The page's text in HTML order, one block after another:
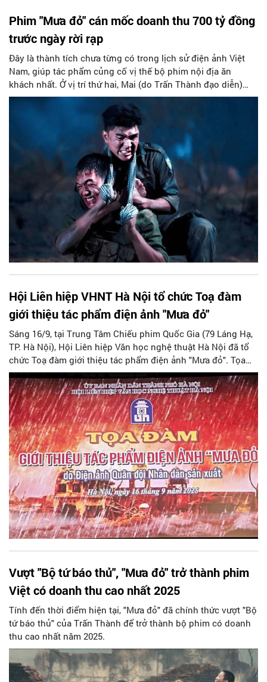
Phim "Mưa đỏ" cán mốc doanh thu 700 tỷ đồng
trước ngày rời rạp
Đây là thành tích chưa từng có trong lịch sử điện ảnh Việt
Nam, giúp tác phẩm củng cố vị thế bộ phim nội địa ăn
khách nhất. Ở vị trí thứ hai, Mai (do Trấn Thành đạo diễn)
hiện dừng ở mức 551 tỷ đồng.
Hội Liên hiệp VHNT Hà Nội tổ chức Toạ đàm
giới thiệu tác phẩm điện ảnh "Mưa đỏ"
Sáng 16/9, tại Trung Tâm Chiếu phim Quốc Gia (79 Láng Hạ,
TP. Hà Nội), Hội Liên hiệp Văn học nghệ thuật Hà Nội đã tổ
chức Toạ đàm giới thiệu tác phẩm điện ảnh "Mưa đỏ". Tọa
đàm quy tụ đông đảo văn nghệ sĩ, nhà nghiên cứu thuộc 9
hội chuyên ngành trực thuộc Hội.
Vượt "Bộ tứ báo thủ", "Mưa đỏ" trở thành phim
Việt có doanh thu cao nhất 2025
Tính đến thời điểm hiện tại, "Mưa đỏ" đã chính thức vượt "Bộ
tứ báo thủ" của Trấn Thành để trở thành bộ phim có doanh
thu cao nhất năm 2025.